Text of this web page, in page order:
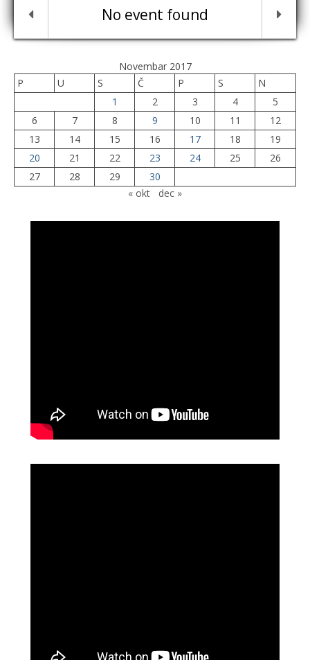
No event found
Novembar 2017
P
U S Č P S
N
1
2 3 4
5
6
7 8 9 10 11
12
13
14 15 16 17 18
19
20
21 22 23 24 25
26
27
28 29
30
« okt
dec »